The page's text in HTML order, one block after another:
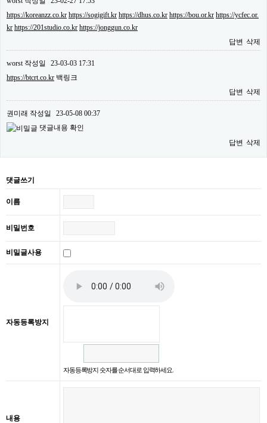
https://koreanzz.co.kr https://sogigift.kr https://dhus.co.kr https://bou.or.kr https://ycfec.or.
kr https://201studio.co.kr https://jonggun.co.kr
답변 삭제
worst작성일
23-03-03 17:31
https://btcrt.co.kr 백링크
답변 삭제
권미래 작성일
23-05-08 00:37
댓글내용 확인
답변 삭제
댓글쓰기
이름
비밀번호
비밀글사용
자동등록방지
자동등록방지 숫자를 순서대로 입력하세요.
내용